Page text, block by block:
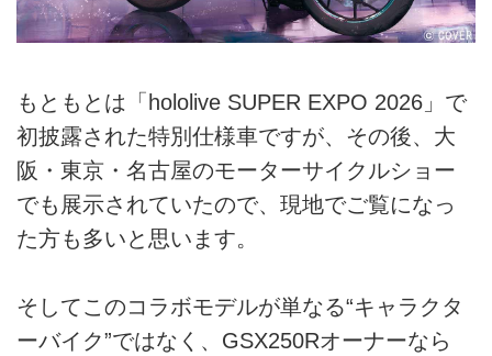
もともとは「hololive SUPER EXPO 2026」で
初披露された特別仕様車ですが、その後、大
阪・東京・名古屋のモーターサイクルショー
でも展示されていたので、現地でご覧になっ
た方も多いと思います。
そしてこのコラボモデルが単なる“キャラクタ
ーバイク”ではなく、GSX250Rオーナーなら